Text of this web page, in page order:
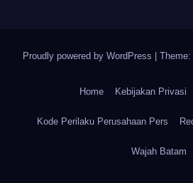
Proudly powered by WordPress
Home Kebijakan Privasi
Kode Perilaku Perusahaan Pers
Wajah Batam